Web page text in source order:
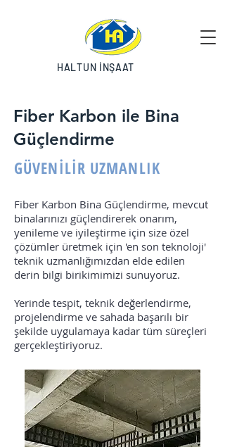
HALTUN İNŞAAT
Fiber Karbon ile Bina
Güçlendirme
GÜVENİLİR UZMANLIK
Fiber Karbon Bina Güçlendirme, mevcut
binalarınızı güçlendirerek onarım,
yenileme ve iyileştirme için size özel
çözümler üretmek için 'en son teknoloji'
teknik uzmanlığımızdan elde edilen
derin bilgi birikimimizi sunuyoruz.
Yerinde tespit, teknik değerlendirme,
projelendirme ve sahada başarılı bir
şekilde uygulamaya kadar tüm süreçleri
gerçekleştiriyoruz.